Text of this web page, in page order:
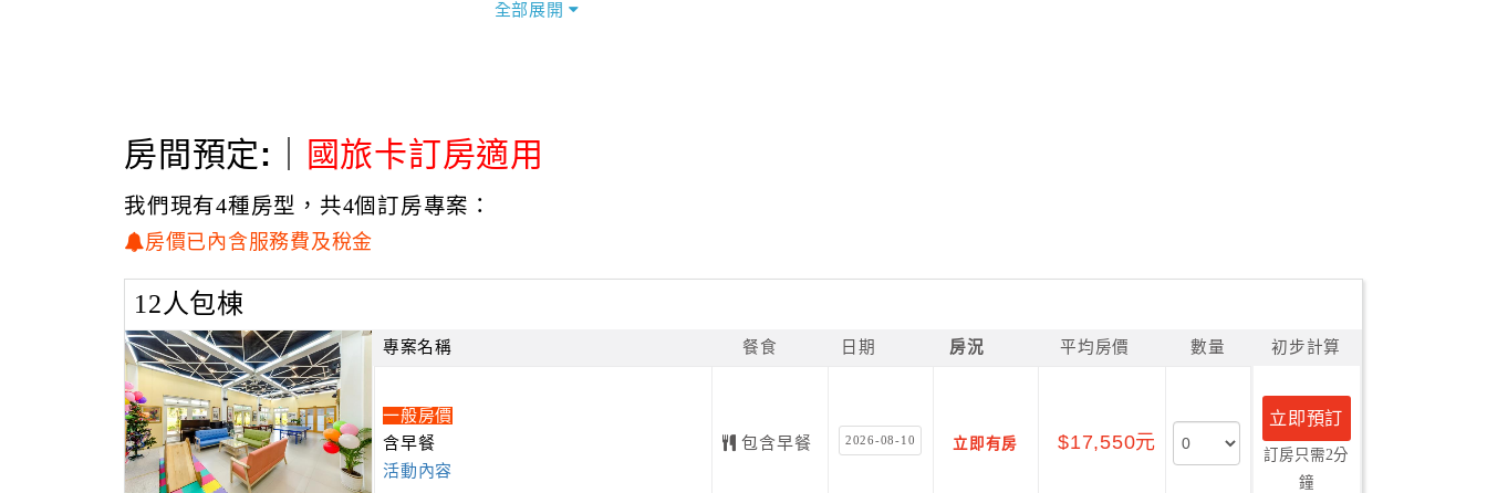
光腳丫民宿營業收入全數做為得安協會兒童少年輔導費用，並做為青少年就業職能培訓職場，提供青少年餐
旅住宿技能培訓。您的每次消費，將幫助青少年就業學習的機會。竭誠歡迎您的蒞臨，體驗親近土地接近自
然，光腳丫的樂趣！
提供刷卡服務及國民旅遊卡
可提供免用統一發票收據（含統編）供報帳使用
提供專屬寬敞免費停車場
提供戶外盪鞦韆、滑板車、免費自行車及室內溜滑梯、兒童益智玩具、充氣跳跳馬、象棋、圍棋、撲克牌、
桌球、桌遊、電子飛鏢等休閒設施
提供包棟貴賓專屬設施有：親子戲水池（220x150x60cm）、SWITCH遊樂器 、電動麻將桌、唱歌設備
（Chromecast -支援Google TV）150吋投影和整套音響，可觀賞電視、電影、唱歌) 超大設備齊全廚房(廚
具餐具一應俱全。提供代訂食材服務，讓您省去準備食材準備時間，輕鬆享受烤肉樂趣)等休閒設施
全部展開
房間預定:｜ 國旅卡訂房適用
我們現有4種房型，共4個訂房專案：
房價已內含服務費及稅金
12人包棟
專案名稱 餐食 日期 房況 平均房價 數量 初步計算
一般房價
含早餐
活動內容
包含早餐 2026-08-10 立即有房 $17,550元
立即預訂
訂房只需2分
鐘